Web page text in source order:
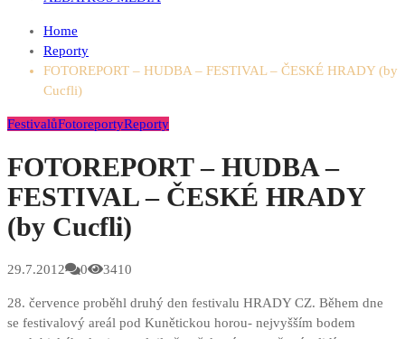
Home
Reporty
FOTOREPORT – HUDBA – FESTIVAL – ČESKÉ HRADY (by
Cucfli)
FestivalůFotoreportyReporty
FOTOREPORT – HUDBA –
FESTIVAL – ČESKÉ HRADY
(by Cucfli)
29.7.2012 0 3410
28. července proběhl druhý den festivalu HRADY CZ. Během dne
se festivalový areál pod Kunětickou horou- nejvyšším bodem